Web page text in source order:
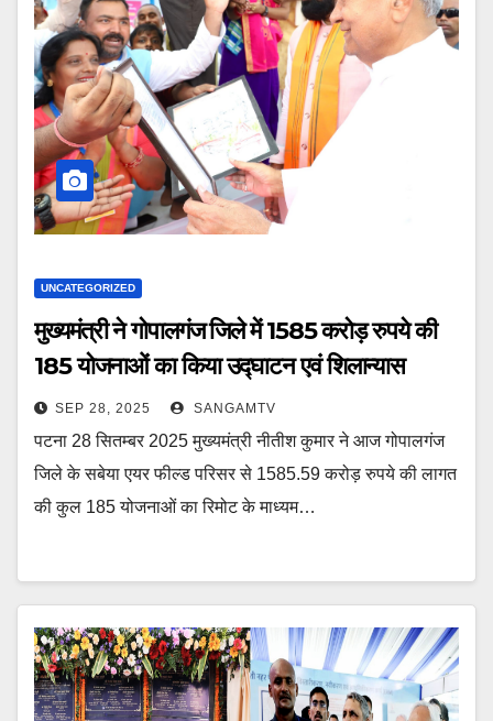
UNCATEGORIZED
मुख्यमंत्री ने गोपालगंज जिले में 1585 करोड़ रुपये की
185 योजनाओं का किया उद्घाटन एवं शिलान्यास
SEP 28, 2025 SANGAMTV
पटना 28 सितम्बर 2025 मुख्यमंत्री नीतीश कुमार ने आज गोपालगंज
जिले के सबेया एयर फील्ड परिसर से 1585.59 करोड़ रुपये की लागत
की कुल 185 योजनाओं का रिमोट के माध्यम…